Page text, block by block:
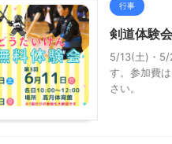
行事
剣道体験
5/13(土)・5/
す。参加費
さい。